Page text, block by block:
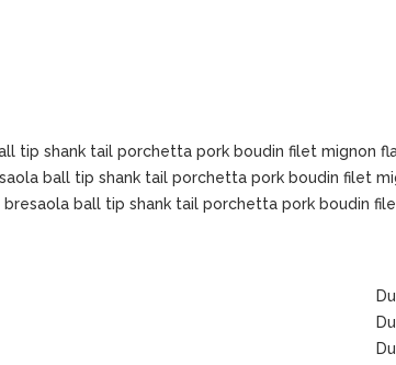
tip shank tail porchetta pork boudin filet mignon
ball tip shank tail porchetta pork boudin filet
ball tip shank tail porchetta pork boudin